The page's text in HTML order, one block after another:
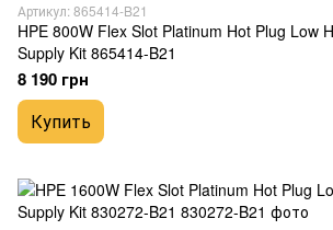
Артикул: 865414-B21
HPE 800W Flex Slot Platinum Hot Plug Low
Supply Kit 865414-B21
8 190 грн
Купить